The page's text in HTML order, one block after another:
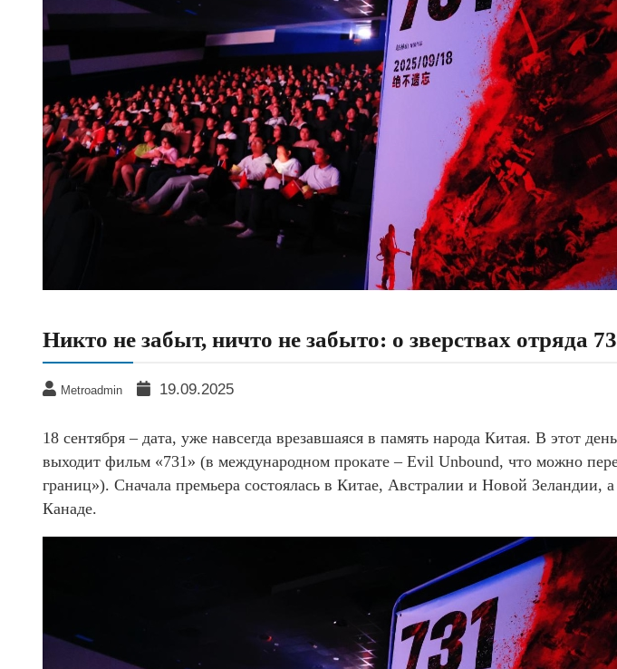
Никто не забыт, ничто не забыто: о зверствах отряда
Metroadmin 19.09.2025
18 сентября – дата, уже навсегда врезавшаяся в память народа Китая. В этот
выходит фильм «731» (в международном прокате – Evil Unbound, что можно
границ»). Сначала премьера состоялась в Китае, Австралии и Новой
Канаде.